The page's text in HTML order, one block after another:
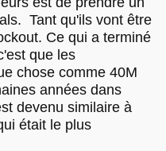
Tant qu'ils vont être
Ce qui a terminé
que les
chose comme 40M
années dans
devenu similaire à
était le plus